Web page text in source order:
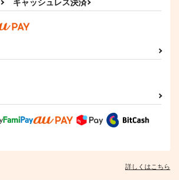
獅子王司×石神千空
カート
詳しくはこちら